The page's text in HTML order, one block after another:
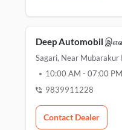
Deep Automobil
Sagari, Near
10:00 AM - 07:00 PM
9839911228
Contact Dealer